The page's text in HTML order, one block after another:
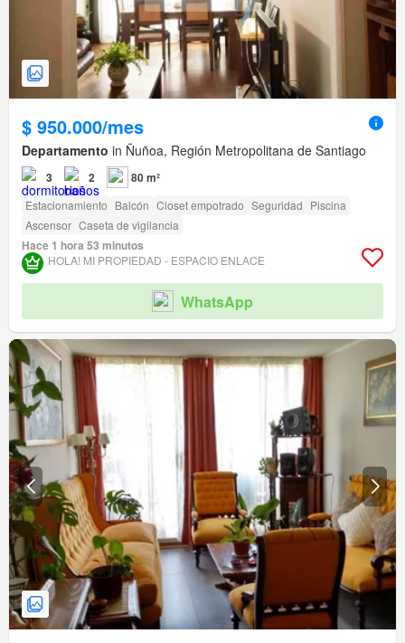
$ 950.000/mes
Departamento in Ñuñoa, Región Metropolitana de Santiago
3 2 80 m²
Estacionamiento Balcón Closet empotrado Seguridad Piscina
Ascensor Caseta de vigilancia
Hace 1 hora 53 minutos
HOLA! MI PROPIEDAD - ESPACIO ENLACE
WhatsApp